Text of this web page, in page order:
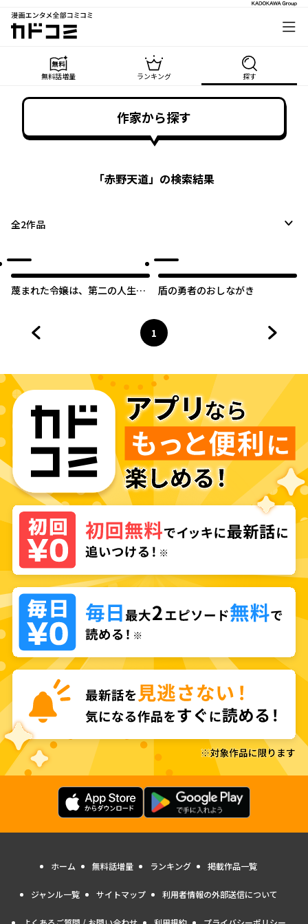
漫画エンタメ全部コミコミ
カドコミ
無料話増量 ランキング 探す
作家から探す
「赤野天道」の検索結果
全2作品
蔑まれた令嬢は、第二の人生で
を叶えた見習い錬金術師の第一
盾の勇者のおしながき
ページ
1
へ
ホーム 無料話増量 ランキング 掲載作品一覧
ジャンル一覧 サイトマップ 利用者情報の外部送信について